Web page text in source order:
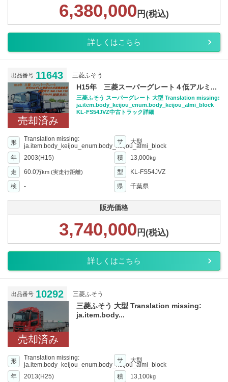
6,380,000 円(税込)
詳しくはこちら
出品番号 11643 三菱ふそう
売却済み
H15年 三菱スーパーグレート４低アルミ...
三菱ふそう スーパーグレート 大型 Translation missing:
ja.item.body_keijou_enum.body_keijou_almi_block
KL-FS54JVZ中古トラック詳細
形
Translation missing:
ja.item.body_keijou_enum.body_keijou_almi_block
サ 大型
年 2003(H15) 積 13,000kg
走 60.0万km (実走行距離) 型
KL-FS54JVZ
検
- 県 千葉県
販売価格
3,740,000 円(税込)
詳しくはこちら
出品番号 10292 三菱ふそう
売却済み
三菱ふそう 大型 Translation missing:
ja.item.body...
形
Translation missing:
ja.item.body_keijou_enum.body_keijou_almi_block
サ 大型
年 2013(H25) 積 13,100kg